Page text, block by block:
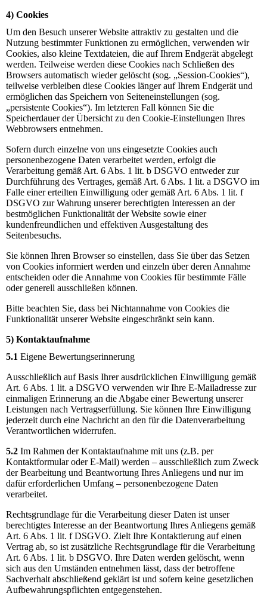
4) Cookies
Um den Besuch unserer Website attraktiv zu gestalten und die
Nutzung bestimmter Funktionen zu ermöglichen, verwenden wir
Cookies, also kleine Textdateien, die auf Ihrem Endgerät abgelegt
werden. Teilweise werden diese Cookies nach Schließen des
Browsers automatisch wieder gelöscht (sog. „Session-Cookies“),
teilweise verbleiben diese Cookies länger auf Ihrem Endgerät und
ermöglichen das Speichern von Seiteneinstellungen (sog.
„persistente Cookies“). Im letzteren Fall können Sie die
Speicherdauer der Übersicht zu den Cookie-Einstellungen Ihres
Webbrowsers entnehmen.
Sofern durch einzelne von uns eingesetzte Cookies auch
personenbezogene Daten verarbeitet werden, erfolgt die
Verarbeitung gemäß Art. 6 Abs. 1 lit. b DSGVO entweder zur
Durchführung des Vertrages, gemäß Art. 6 Abs. 1 lit. a DSGVO im
Falle einer erteilten Einwilligung oder gemäß Art. 6 Abs. 1 lit. f
DSGVO zur Wahrung unserer berechtigten Interessen an der
bestmöglichen Funktionalität der Website sowie einer
kundenfreundlichen und effektiven Ausgestaltung des
Seitenbesuchs.
Sie können Ihren Browser so einstellen, dass Sie über das Setzen
von Cookies informiert werden und einzeln über deren Annahme
entscheiden oder die Annahme von Cookies für bestimmte Fälle
oder generell ausschließen können.
Bitte beachten Sie, dass bei Nichtannahme von Cookies die
Funktionalität unserer Website eingeschränkt sein kann.
5) Kontaktaufnahme
5.1 Eigene Bewertungserinnerung
Ausschließlich auf Basis Ihrer ausdrücklichen Einwilligung gemäß
Art. 6 Abs. 1 lit. a DSGVO verwenden wir Ihre E-Mailadresse zur
einmaligen Erinnerung an die Abgabe einer Bewertung unserer
Leistungen nach Vertragserfüllung. Sie können Ihre Einwilligung
jederzeit durch eine Nachricht an den für die Datenverarbeitung
Verantwortlichen widerrufen.
5.2 Im Rahmen der Kontaktaufnahme mit uns (z.B. per
Kontaktformular oder E-Mail) werden – ausschließlich zum Zweck
der Bearbeitung und Beantwortung Ihres Anliegens und nur im
dafür erforderlichen Umfang – personenbezogene Daten
verarbeitet.
Rechtsgrundlage für die Verarbeitung dieser Daten ist unser
berechtigtes Interesse an der Beantwortung Ihres Anliegens gemäß
Art. 6 Abs. 1 lit. f DSGVO. Zielt Ihre Kontaktierung auf einen
Vertrag ab, so ist zusätzliche Rechtsgrundlage für die Verarbeitung
Art. 6 Abs. 1 lit. b DSGVO. Ihre Daten werden gelöscht, wenn
sich aus den Umständen entnehmen lässt, dass der betroffene
Sachverhalt abschließend geklärt ist und sofern keine gesetzlichen
Aufbewahrungspflichten entgegenstehen.